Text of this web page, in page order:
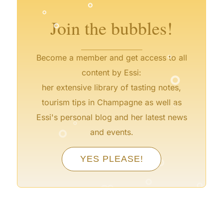
Join the bubbles!
Become a member and get access to all
content by Essi:
her extensive library of tasting notes,
tourism tips in Champagne as well as
Essi's personal blog and her latest news
and events.
YES PLEASE!
°
°
°
°
°
°
°